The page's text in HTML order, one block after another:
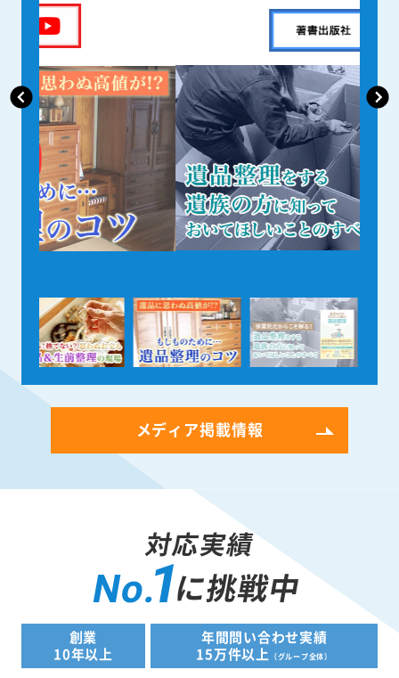
メディア掲載情報
対応実績
No.1に挑戦中
創業
10年以上
年間問い合わせ実績
15万件以上
（グループ全体）